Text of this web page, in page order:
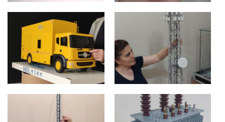
UYDU PROMOSYON
MAKETLERİ
ANKARA
BETON TRAFO KÖŞK
PROMOSYON
ANKARA
MOBİL ENERJİ ARACI
HUAWEI KULE BAZ
İSTASYONU